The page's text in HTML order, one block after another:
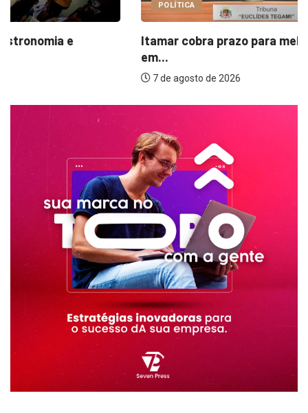
POLÍTICA
Itamar cobra prazo para melhorias estruturais